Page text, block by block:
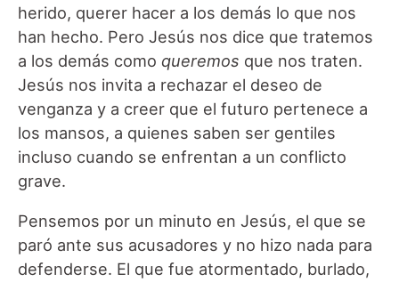
herido, querer hacer a los demás lo que nos
han hecho. Pero Jesús nos dice que tratemos
a los demás como queremos que nos traten.
Jesús nos invita a rechazar el deseo de
venganza y a creer que el futuro pertenece a
los mansos, a quienes saben ser gentiles
incluso cuando se enfrentan a un conflicto
grave.
Pensemos por un minuto en Jesús, el que se
paró ante sus acusadores y no hizo nada para
defenderse. El que fue atormentado, burlado,